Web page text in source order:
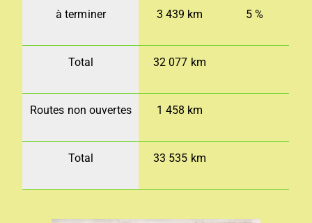
à terminer 3 439 km 5 %
Total 32 077 km
Routes non ouvertes 1 458 km
Total 33 535 km